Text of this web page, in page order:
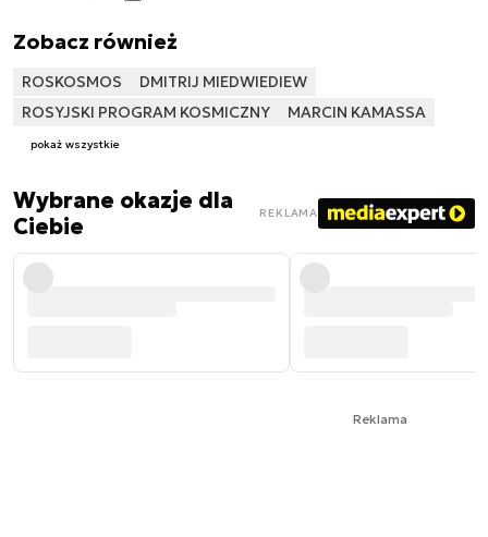
Zobacz również
ROSKOSMOS
DMITRIJ MIEDWIEDIEW
ROSYJSKI PROGRAM KOSMICZNY
MARCIN KAMASSA
pokaż wszystkie
Wybrane okazje dla
Ciebie
REKLAMA
Reklama